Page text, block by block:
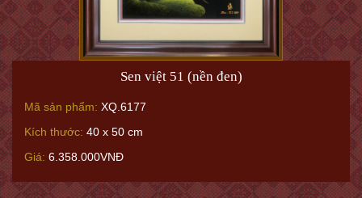
Sen việt 51 (nền đen)
Mã sản phẩm: XQ.6177
Kích thước: 40 x 50 cm
Giá: 6.358.000VNĐ